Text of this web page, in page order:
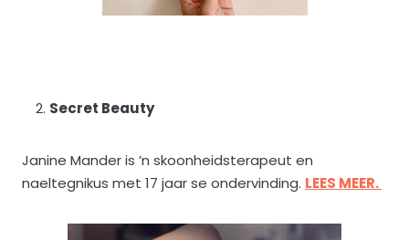
Secret Beauty
Janine Mander is ’n skoonheidsterapeut en
naeltegnikus met 17 jaar se ondervinding. LEES MEER.